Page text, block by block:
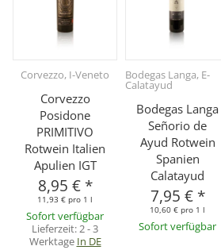
Corvezzo, I-Veneto
Corvezzo
Posidone
PRIMITIVO
Rotwein Italien
Apulien IGT
8,95 € *
11,93 € pro 1 l
Sofort verfügbar
Lieferzeit:2 - 3
Werktage In DE
Bodegas Langa, E-
Calatayud
Bodegas Langa
Señorio de
Ayud Rotwein
Spanien
Calatayud
7,95 € *
10,60 € pro 1 l
Sofort verfügbar